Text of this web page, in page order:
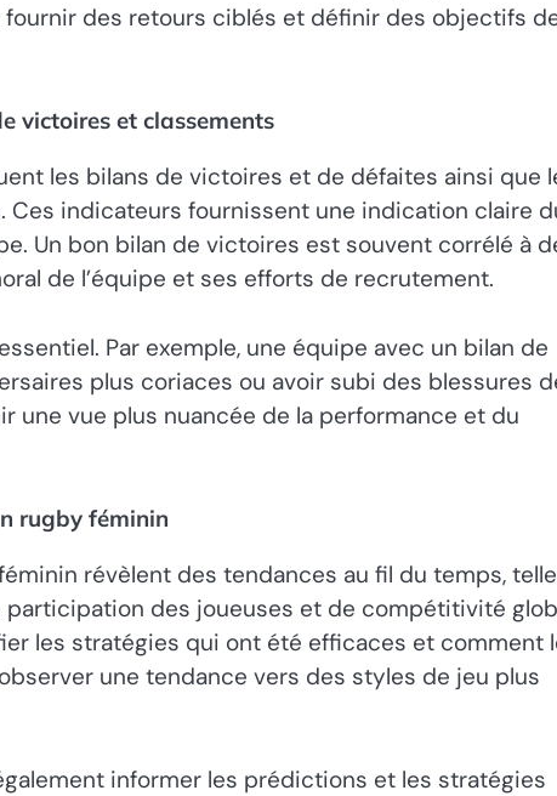
des retours ciblés et définir des objectifs
victoires et classements
les bilans de victoires et de défaites ainsi que
indicateurs fournissent une indication claire
Un bon bilan de victoires est souvent corrélé à
de l’équipe et ses efforts de recrutement.
Par exemple, une équipe avec un bilan de
plus coriaces ou avoir subi des blessures
une vue plus nuancée de la performance et du
rugby féminin
révèlent des tendances au fil du temps,
des joueuses et de compétitivité
les stratégies qui ont été efficaces et comment
une tendance vers des styles de jeu plus
informer les prédictions et les stratégies